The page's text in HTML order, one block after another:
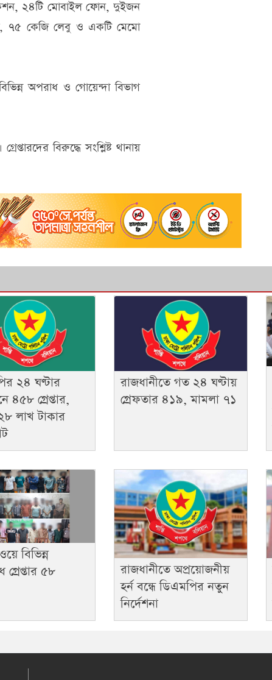
২৪টি মোবাইল ফোন, দুইজন
৭৫ কেজি লেবু ও একটি মেমো
অপরাধ ও গোয়েন্দা বিভাগ
বিরুদ্ধে সংশ্লিষ্ট থানায়
২৪ ঘণ্টার
৪৫৮ গ্রেপ্তার,
লাখ টাকার
রাজধানীতে গত ২৪ ঘণ্টায়
গ্রেফতার ৪১৯, মামলা ৭১
বিভিন্ন
গ্রেপ্তার ৫৮
রাজধানীতে অপ্রয়োজনীয়
হর্ন বন্ধে ডিএমপির নতুন
নির্দেশনা